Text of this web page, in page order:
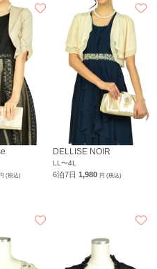
円 (税込)
DELLISE NOIR
LL〜4L
6泊7日1,980円 (税込)